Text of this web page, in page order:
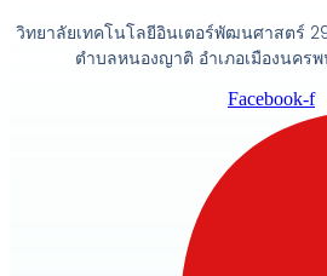
วิทยาลัยเทคโนโลยีอินเตอร์พัฒนศาสตร์
ตำบลหนองญาติ อำเภอเมืองนคร
Facebook-f